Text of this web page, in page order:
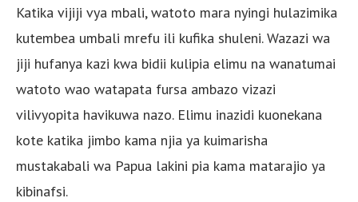
Katika vijiji vya mbali, watoto mara nyingi hulazimika
kutembea umbali mrefu ili kufika shuleni. Wazazi wa
jiji hufanya kazi kwa bidii kulipia elimu na wanatumai
watoto wao watapata fursa ambazo vizazi
vilivyopita havikuwa nazo. Elimu inazidi kuonekana
kote katika jimbo kama njia ya kuimarisha
mustakabali wa Papua lakini pia kama matarajio ya
kibinafsi.